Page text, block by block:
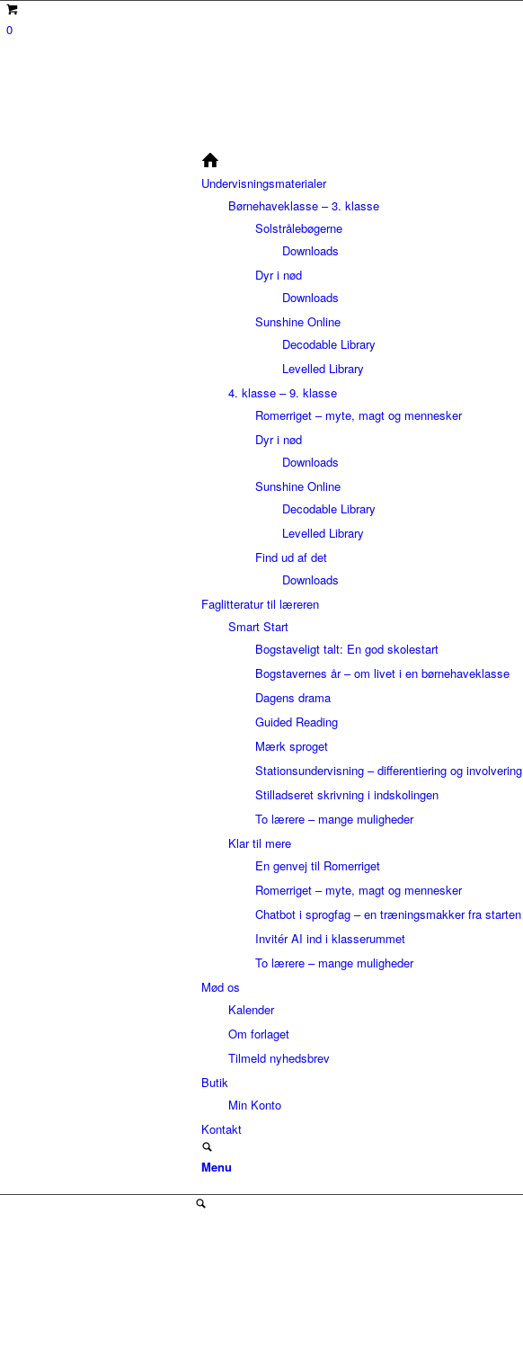
0
Undervisningsmaterialer
Børnehaveklasse – 3. klasse
Solstrålebøgerne
Downloads
Dyr i nød
Downloads
Sunshine Online
Decodable Library
Levelled Library
4. klasse – 9. klasse
Romerriget – myte, magt og mennesker
Dyr i nød
Downloads
Sunshine Online
Decodable Library
Levelled Library
Find ud af det
Downloads
Faglitteratur til læreren
Smart Start
Bogstaveligt talt: En god skolestart
Bogstavernes år – om livet i en børnehaveklasse
Dagens drama
Guided Reading
Mærk sproget
Stationsundervisning – differentiering og involvering
Stilladseret skrivning i indskolingen
To lærere – mange muligheder
Klar til mere
En genvej til Romerriget
Romerriget – myte, magt og mennesker
Chatbot i sprogfag – en træningsmakker fra starten
Invitér AI ind i klasserummet
To lærere – mange muligheder
Mød os
Kalender
Om forlaget
Tilmeld nyhedsbrev
Butik
Min Konto
Kontakt
Menu